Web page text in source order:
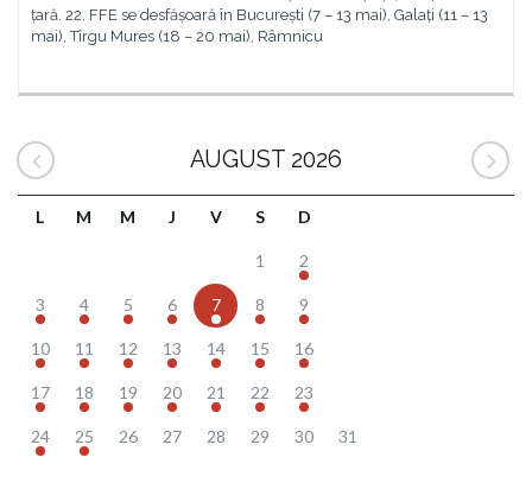
țară. 22. FFE se desfășoară în București (7 – 13 mai), Galați (11 – 13
mai), Tîrgu Mures (18 – 20 mai), Râmnicu
AUGUST 2026
L M M J V S D
1 2
3 4 5 6 7 8 9
10 11 12 13 14 15 16
17 18 19 20 21 22 23
24 25 26 27 28 29 30 31